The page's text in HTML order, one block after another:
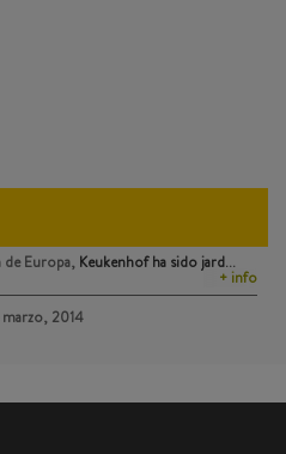
Europa, Keukenhofha sido jard…
+ info
marzo, 2014